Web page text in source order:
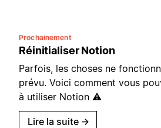
Prochainement
Réinitialiser Notion
Parfois, les choses ne
prévu. Voici comment vous
à utiliser Notion ⚠️
Lire la suite →